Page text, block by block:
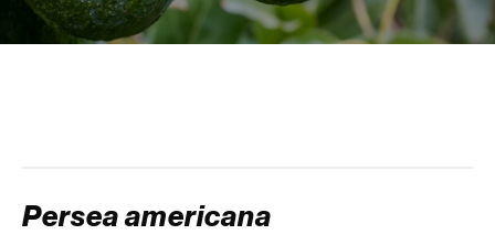
Alcaravea (Carum carvi)
Persea americana